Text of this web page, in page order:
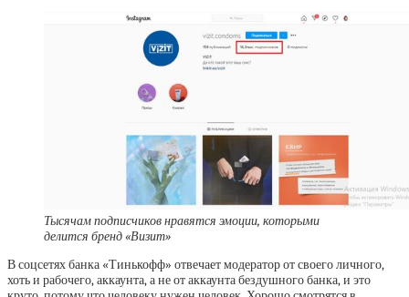
Тысячам подписчиков нравятся эмоции, которыми
делится бренд «Визит»
В соцсетях банка «Тинькофф» отвечает модератор от своего личного,
хоть и рабочего, аккаунта, а не от аккаунта бездушного банка, и это